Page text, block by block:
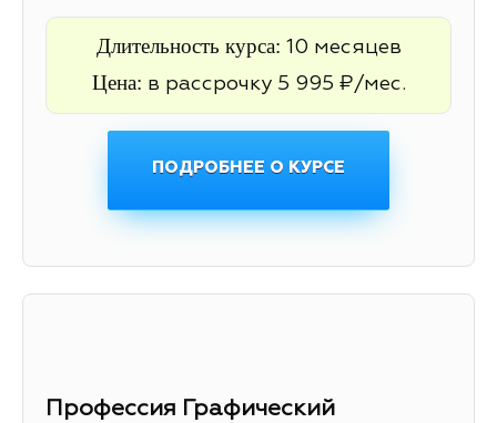
Длительность курса: 10 месяцев
Цена: в рассрочку 5 995 ₽/мес.
ПОДРОБНЕЕ О КУРСЕ
Профессия Графический